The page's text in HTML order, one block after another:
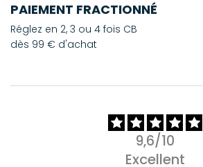
PAIEMENT FRACTIONNÉ
Réglez en 2, 3 ou 4 fois CB
dès 99 € d'achat
9,6/10
Excellent